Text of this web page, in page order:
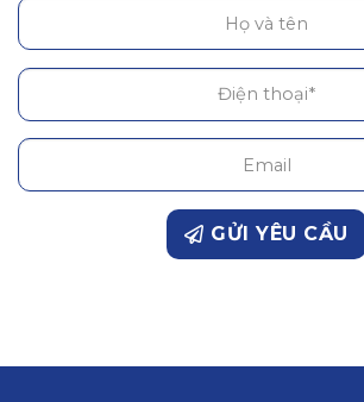
GỬI YÊU CẦU